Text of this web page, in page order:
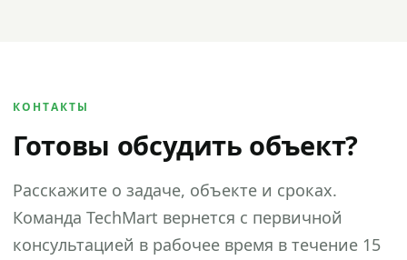
КОНТАКТЫ
Готовы обсудить объект?
Расскажите о задаче, объекте и сроках.
Команда TechMart вернется с первичной
консультацией в рабочее время в течение 15